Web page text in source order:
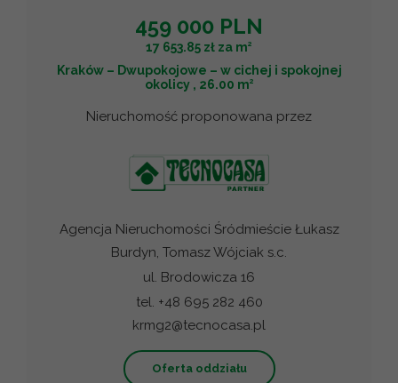
459 000 PLN
17 653.85 zł za m2
Kraków – Dwupokojowe – w cichej i spokojnej
okolicy , 26.00 m2
Nieruchomość proponowana przez
Agencja Nieruchomości Śródmieście Łukasz
Burdyn, Tomasz Wójciak s.c.
ul. Brodowicza 16
tel. +48 695 282 460
krmg2@tecnocasa.pl
Oferta oddziału